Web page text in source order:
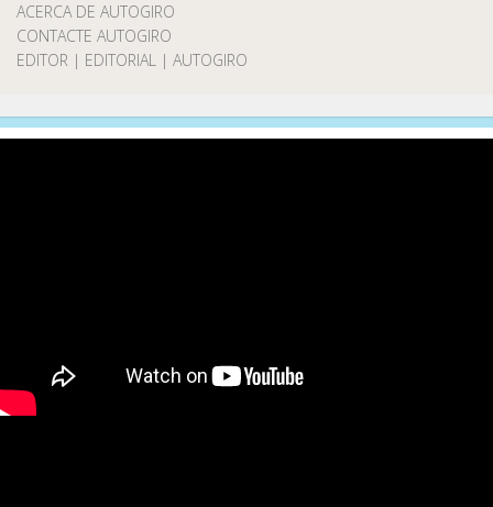
ACERCA DE AUTOGIRO
CONTACTE AUTOGIRO
EDITOR | EDITORIAL | AUTOGIRO